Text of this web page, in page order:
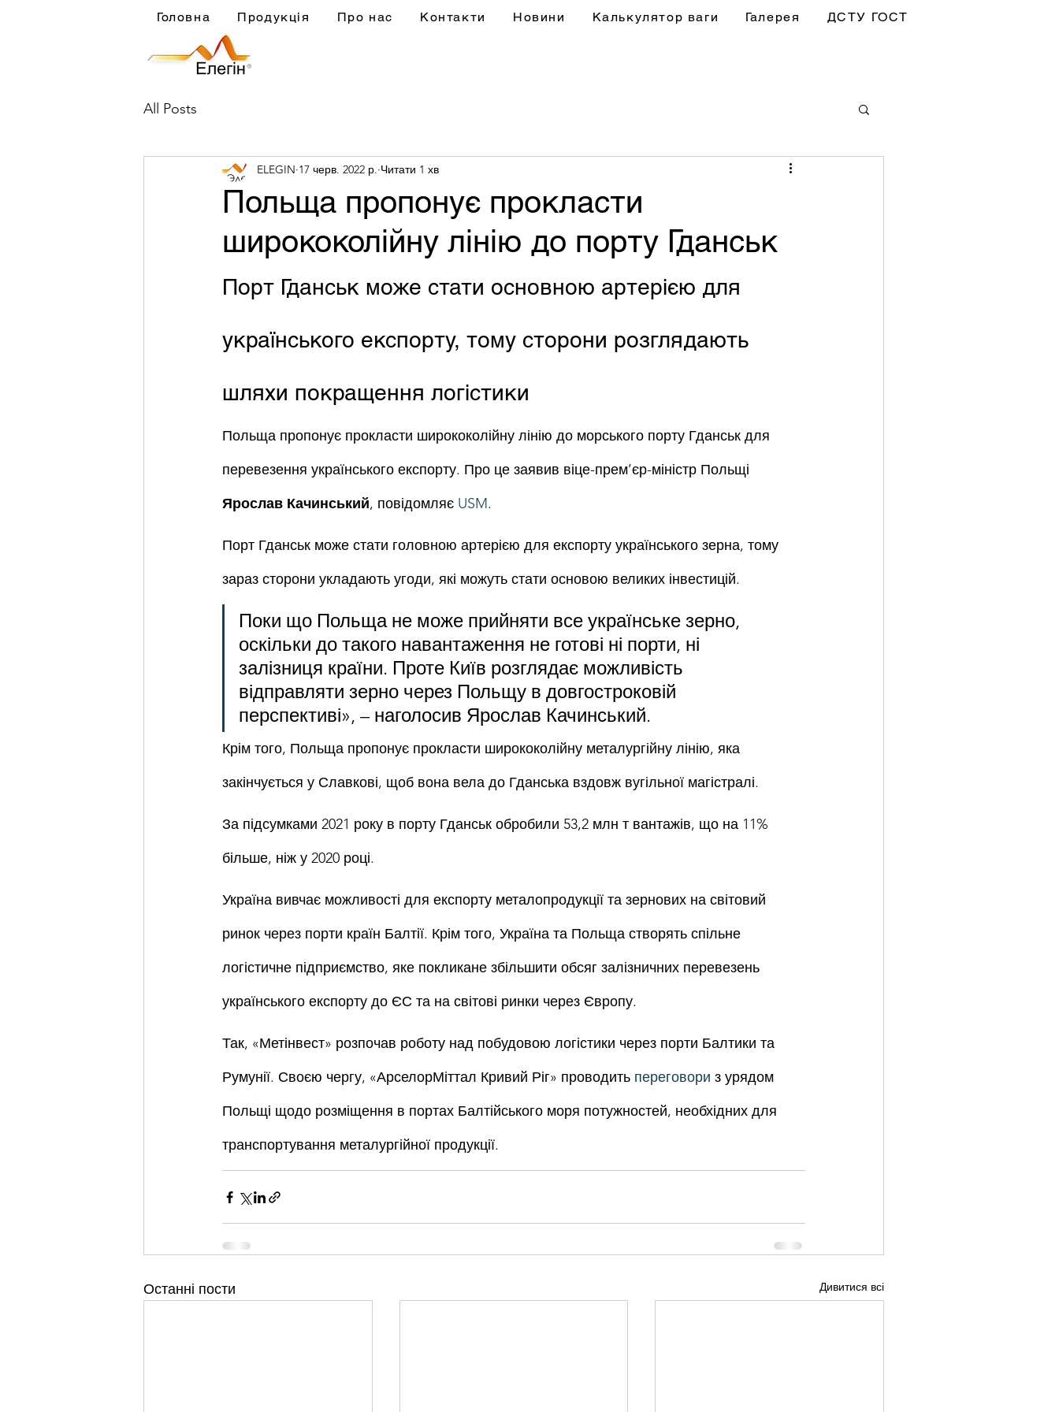
Головна Продукція Про нас Контакти Новини Калькулятор ваги Галерея ДСТУ ГОСТ
All Posts
Польща пропонує прокласти
ширококолійну лінію до порту Гданськ
ELEGIN 17 черв. 2022 р. Читати 1 хв
Порт Гданськ може стати основною артерією для
українського експорту, тому сторони розглядають
шляхи покращення логістики
Польща пропонує прокласти ширококолійну лінію до морського порту Гданськ для
перевезення українського експорту. Про це заявив віце-прем’єр-міністр Польщі
Ярослав Качинський, повідомляє USM.
Порт Гданськ може стати головною артерією для експорту українського зерна, тому
зараз сторони укладають угоди, які можуть стати основою великих інвестицій.
Поки що Польща не може прийняти все українське зерно,
оскільки до такого навантаження не готові ні порти, ні
залізниця країни. Проте Київ розглядає можливість
відправляти зерно через Польщу в довгостроковій
перспективі», – наголосив Ярослав Качинський.
Крім того, Польща пропонує прокласти ширококолійну металургійну лінію, яка
закінчується у Славкові, щоб вона вела до Гданська вздовж вугільної магістралі.
За підсумками 2021 року в порту Гданськ обробили 53,2 млн т вантажів, що на 11%
більше, ніж у 2020 році.
Україна вивчає можливості для експорту металопродукції та зернових на світовий
ринок через порти країн Балтії. Крім того, Україна та Польща створять спільне
логістичне підприємство, яке покликане збільшити обсяг залізничних перевезень
українського експорту до ЄС та на світові ринки через Європу.
Так, «Метінвест» розпочав роботу над побудовою логістики через порти Балтики та
Румунії. Своєю чергу, «АрселорМіттал Кривий Ріг» проводить переговори з урядом
Польщі щодо розміщення в портах Балтійського моря потужностей, необхідних для
транспортування металургійної продукції.
Останні пости Дивитися всі